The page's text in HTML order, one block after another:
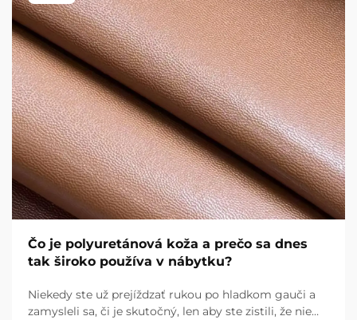
Čo je polyuretánová koža a prečo sa dnes
tak široko používa v nábytku?
Niekedy ste už prejíždzať rukou po hladkom gauči a
zamysleli sa, či je skutočný, len aby ste zistili, že nie